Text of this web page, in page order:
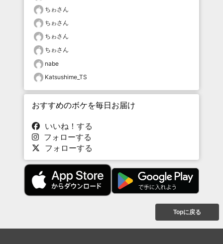
ちゎさん
ちゎさん
ちゎさん
ちゎさん
nabe
Katsushime_TS
おすすめのボケを毎日お届け
いいね！する
フォローする
フォローする
Topに戻る